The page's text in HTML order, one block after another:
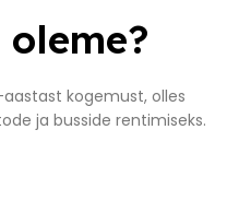
oleme?
kogemust, olles
ja busside rentimiseks.